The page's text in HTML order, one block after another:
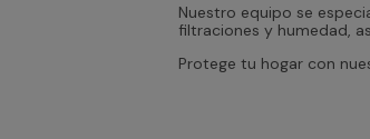
Nuestro equipo se
filtraciones y humedad,
Protege tu hogar con